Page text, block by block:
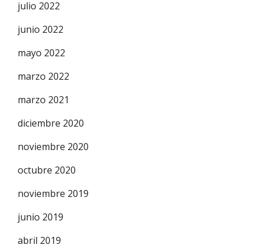
julio 2022
junio 2022
mayo 2022
marzo 2022
marzo 2021
diciembre 2020
noviembre 2020
octubre 2020
noviembre 2019
junio 2019
abril 2019